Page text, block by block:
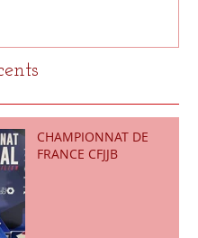
CHAMPIONNAT DE
FRANCE CFJJB